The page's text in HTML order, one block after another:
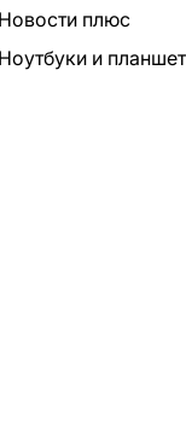
Новости плюс
Ноутбуки и